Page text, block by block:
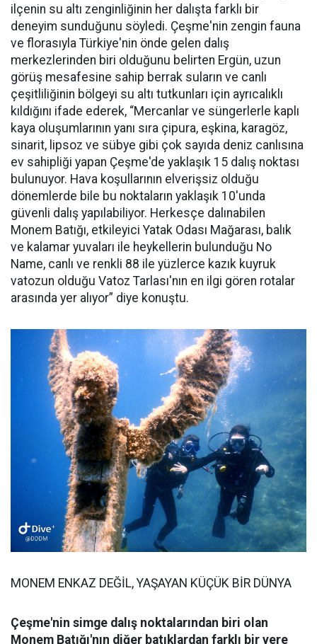
ilçenin su altı zenginliğinin her dalışta farklı bir
deneyim sunduğunu söyledi. Çeşme'nin zengin fauna
ve florasıyla Türkiye'nin önde gelen dalış
merkezlerinden biri olduğunu belirten Ergün, uzun
görüş mesafesine sahip berrak suların ve canlı
çeşitliliğinin bölgeyi su altı tutkunları için ayrıcalıklı
kıldığını ifade ederek, “Mercanlar ve süngerlerle kaplı
kaya oluşumlarının yanı sıra çipura, eşkina, karagöz,
sinarit, lipsoz ve sübye gibi çok sayıda deniz canlısına
ev sahipliği yapan Çeşme'de yaklaşık 15 dalış noktası
bulunuyor. Hava koşullarının elverişsiz olduğu
dönemlerde bile bu noktaların yaklaşık 10'unda
güvenli dalış yapılabiliyor. Herkesçe dalınabilen
Monem Batığı, etkileyici Yatak Odası Mağarası, balık
ve kalamar yuvaları ile heykellerin bulunduğu No
Name, canlı ve renkli 88 ile yüzlerce kazık kuyruk
vatozun olduğu Vatoz Tarlası'nın en ilgi gören rotalar
arasında yer alıyor” diye konuştu.
MONEM ENKAZ DEĞİL, YAŞAYAN KÜÇÜK BİR DÜNYA
Çeşme'nin simge dalış noktalarından biri olan
Monem Batığı'nın diğer batıklardan farklı bir yere